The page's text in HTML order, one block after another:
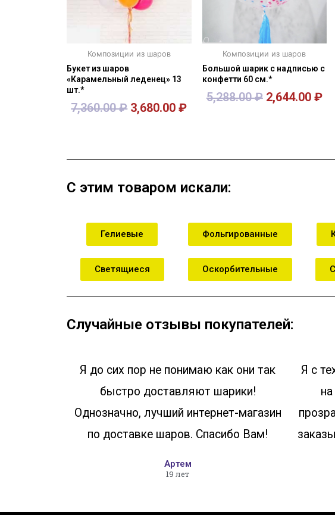
Композиции из шаров
Букет из шаров
«Карамельный леденец» 13
шт.*
7,360.00₽ 3,680.00₽
Композиции из шаров
Большой шарик с надписью с
конфетти 60 см.*
5,288.00₽ 2,644.00 ₽
С этим товаром искали:
Гелиевые
Светящиеся
Фольгированные
Оскорбительные
Случайные отзывы покупателей:
Я до сих пор не понимаю как они так
быстро доставляют шарики!
Однозначно, лучший интернет-магазин
по доставке шаров. Спасибо Вам!
Артем
19 лет
Я с